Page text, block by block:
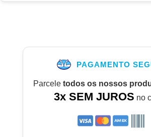
PAGAMENTO
Parcele todos os nossos
3x SEM JUROS no